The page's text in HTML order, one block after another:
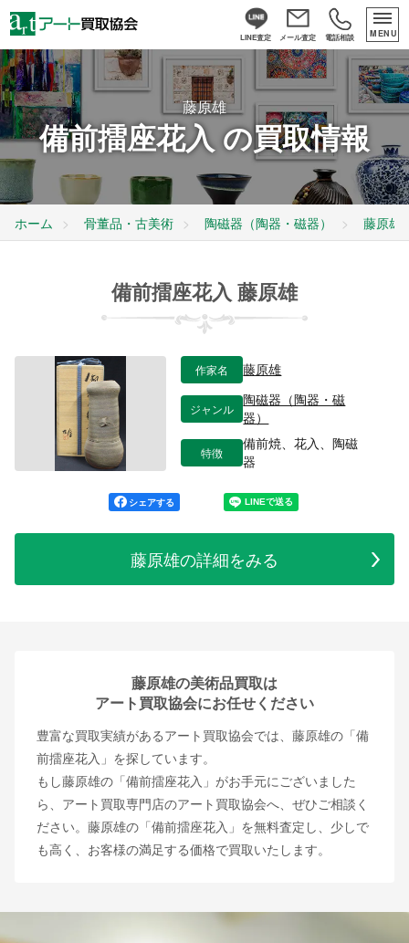
LINE査定 メール査定 電話相談 MENU
藤原雄
備前擂座花入 の買取情報
ホーム 骨董品・古美術 陶磁器（陶器・磁器） 藤原雄
備前擂座花入 藤原雄
作家名 藤原雄
ジャンル
陶磁器（陶器・磁
器）
特徴
備前焼、花入、陶磁
器
シェアする
藤原雄の詳細をみる
藤原雄の美術品買取は
アート買取協会にお任せください
豊富な買取実績があるアート買取協会では、藤原雄の「備
前擂座花入」を探しています。
もし藤原雄の「備前擂座花入」がお手元にございました
ら、アート買取専門店のアート買取協会へ、ぜひご相談く
ださい。藤原雄の「備前擂座花入」を無料査定し、少しで
も高く、お客様の満足する価格で買取いたします。